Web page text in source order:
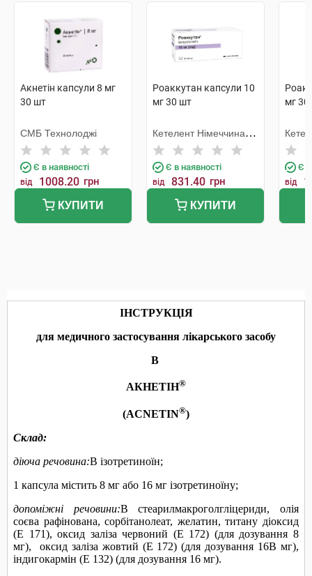
Акнетін капсули 8 мг
30 шт
СМБ Технолоджі
Є в наявності
від 1008.20 грн
КУПИТИ
Роаккутан капсули 10
мг 30 шт
Кетелент Німеччина
Ебербах
Є в наявності
від 831.40 грн
КУПИТИ
мг
Є в
від